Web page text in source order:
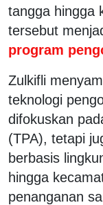
tangga hingga
tersebut
program
Zulkifli
teknologi
difokuskan
(TPA), tetapi
berbasis
hingga
penanganan